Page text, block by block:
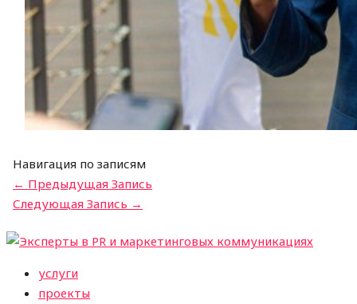
Навигация по записям
← Предыдущая Запись
Следующая Запись →
услуги
проекты